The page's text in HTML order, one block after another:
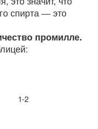
спирта — это
промилле.
1-2